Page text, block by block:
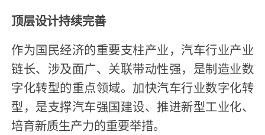
顶层设计持续完善
作为国民经济的重要支柱产业，汽车行业产业
链长、涉及面广、关联带动性强，是制造业数
字化转型的重点领域。加快汽车行业数字化转
型，是支撑汽车强国建设、推进新型工业化、
培育新质生产力的重要举措。